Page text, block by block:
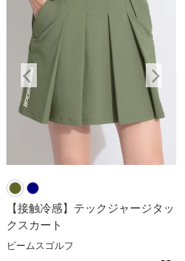
【接触冷感】テックジャージタッ
クスカート
ビームスゴルフ